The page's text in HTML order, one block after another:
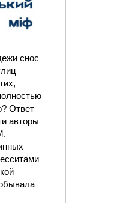
снос
Ответ
авторы